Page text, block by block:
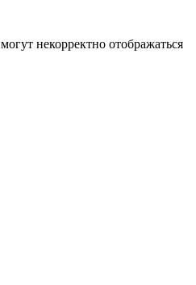
некорректно отображаться